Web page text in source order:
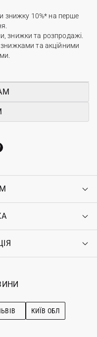
знижку 10%* на перше
знижки та розпродажі.
та акційними
КИЇВ ОБЛ